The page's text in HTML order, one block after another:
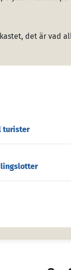
det är vad
turister